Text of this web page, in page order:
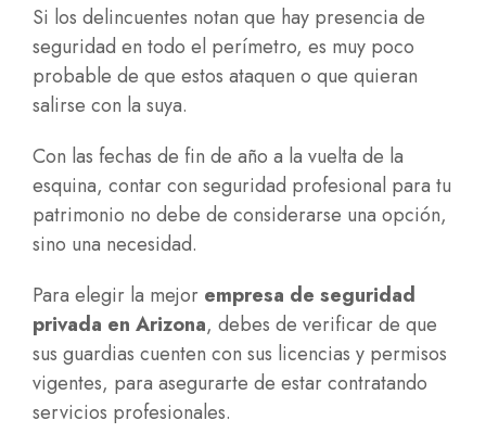
Si los delincuentes notan que hay presencia de
seguridad en todo el perímetro, es muy poco
probable de que estos ataquen o que quieran
salirse con la suya.
Con las fechas de fin de año a la vuelta de la
esquina, contar con seguridad profesional para tu
patrimonio no debe de considerarse una opción,
sino una necesidad.
Para elegir la mejor empresa de seguridad
privada en Arizona, debes de verificar de que
sus guardias cuenten con sus licencias y permisos
vigentes, para asegurarte de estar contratando
servicios profesionales.